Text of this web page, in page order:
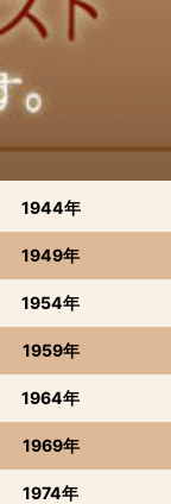
1944年
1949年
1954年
1959年
1964年
1969年
1974年